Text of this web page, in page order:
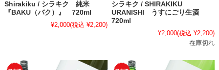
Shirakiku / シラキク 純米
『BAKU（バク）』 720ml
¥2,000(税込 ¥2,200)
シラキク / SHIRAKIKU
URANISHI うすにごり生酒
720ml
¥2,000(税込 ¥2,200)
在庫切れ